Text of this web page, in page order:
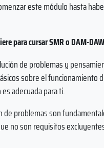
este módulo hasta
para cursar SMR o DAM-
de problemas y
sobre el
adecuada para ti.
de problemas son
no son requisitos